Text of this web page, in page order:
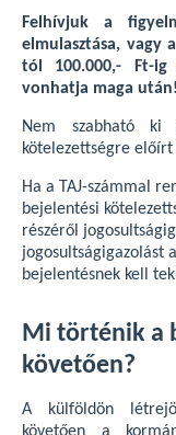
Felhívjuk a
elmulasztása, vagy
tól 100.000,- Ft-ig
vonhatja maga után!
Nem szabható ki
kötelezettségre
Ha a TAJ-számmal
bejelentési
részéről
jogosultságigazolást
bejelentésnek kell
Mi történik a
követően?
A külföldön